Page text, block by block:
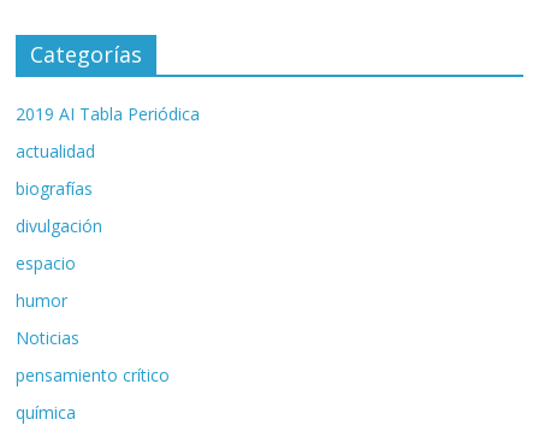
Categorías
2019 AI Tabla Periódica
actualidad
biografías
divulgación
espacio
humor
Noticias
pensamiento crítico
química